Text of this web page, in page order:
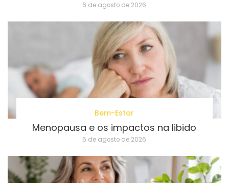
6 de agosto de 2026
Bem-Estar
Menopausa e os impactos na libido
5 de agosto de 2026